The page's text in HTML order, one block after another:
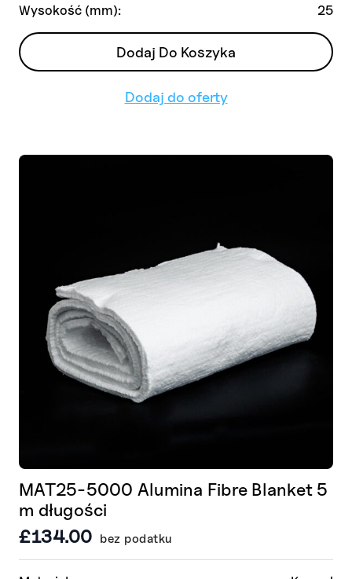
Wysokość (mm):
25
Dodaj Do Koszyka
Dodaj do oferty
MAT25-5000 Alumina Fibre Blanket 5
m długości
£134.00 bez podatku